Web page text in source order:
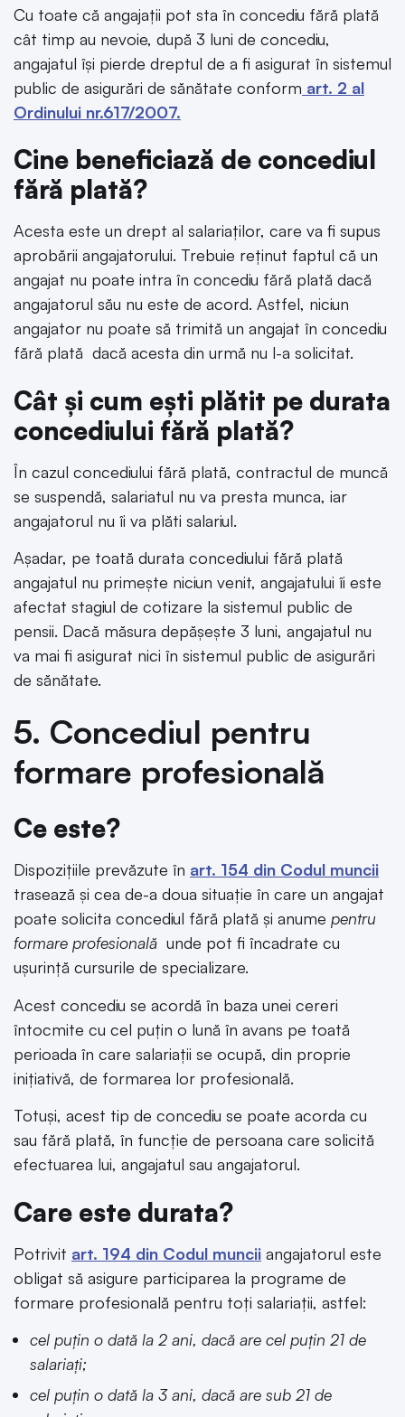
Cu toate că angajații pot sta în concediu fără plată
cât timp au nevoie, după 3 luni de concediu,
angajatul își pierde dreptul de a fi asigurat în sistemul
public de asigurări de sănătate conform art. 2 al
Ordinului nr.617/2007.
Cine beneficiază de concediul
fără plată?
Acesta este un drept al salariaților, care va fi supus
aprobării angajatorului. Trebuie reținut faptul că un
angajat nu poate intra în concediu fără plată dacă
angajatorul său nu este de acord. Astfel, niciun
angajator nu poate să trimită un angajat în concediu
fără plată dacă acesta din urmă nu l-a solicitat.
Cât și cum ești plătit pe durata
concediului fără plată?
În cazul concediului fără plată, contractul de muncă
se suspendă, salariatul nu va presta munca, iar
angajatorul nu îi va plăti salariul.
Așadar, pe toată durata concediului fără plată
angajatul nu primește niciun venit, angajatului îi este
afectat stagiul de cotizare la sistemul public de
pensii. Dacă măsura depășește 3 luni, angajatul nu
va mai fi asigurat nici în sistemul public de asigurări
de sănătate.
5. Concediul pentru
formare profesională
Ce este?
Dispozițiile prevăzute în art. 154 din Codul muncii
trasează și cea de-a doua situație în care un angajat
poate solicita concediul fără plată și anume pentru
formare profesională unde pot fi încadrate cu
ușurință cursurile de specializare.
Acest concediu se acordă în baza unei cereri
întocmite cu cel puțin o lună în avans pe toată
perioada în care salariații se ocupă, din proprie
inițiativă, de formarea lor profesională.
Totuși, acest tip de concediu se poate acorda cu
sau fără plată, în funcție de persoana care solicită
efectuarea lui, angajatul sau angajatorul.
Care este durata?
Potrivit art. 194 din Codul muncii angajatorul este
obligat să asigure participarea la programe de
formare profesională pentru toți salariații, astfel:
cel puțin o dată la 2 ani, dacă are cel puțin 21 de
salariați;
cel puțin o dată la 3 ani, dacă are sub 21 de